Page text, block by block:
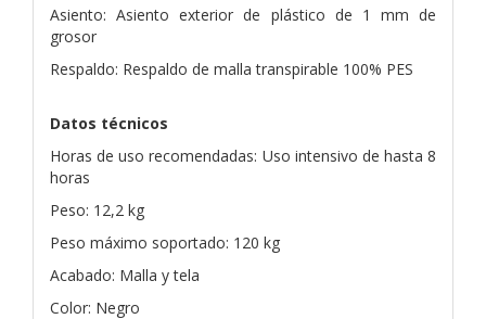
Asiento: Asiento exterior de plástico de 1 mm de
grosor
Respaldo: Respaldo de malla transpirable 100% PES
Datos técnicos
Horas de uso recomendadas: Uso intensivo de hasta 8
horas
Peso: 12,2 kg
Peso máximo soportado: 120 kg
Acabado: Malla y tela
Color: Negro